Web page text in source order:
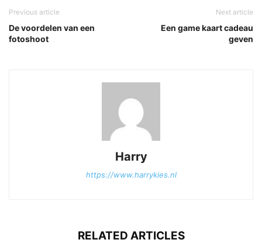
Previous article
De voordelen van een
fotoshoot
Next article
Een game kaart cadeau
geven
Harry
https://www.harrykies.nl
RELATED ARTICLES